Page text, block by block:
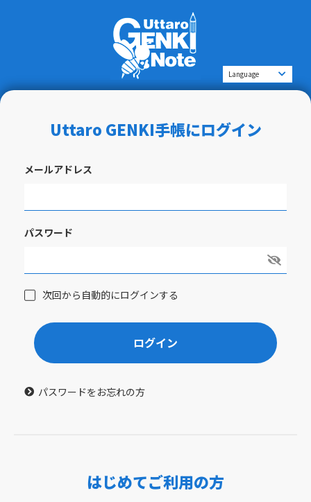
Uttaro GENKI手帳にログイン
メールアドレス
パスワード
次回から自動的にログインする
ログイン
パスワードをお忘れの方
はじめてご利用の方